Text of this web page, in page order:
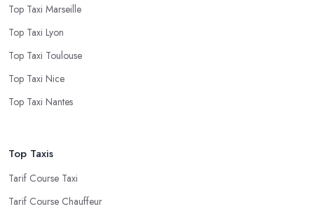
Top Taxi Marseille
Top Taxi Lyon
Top Taxi Toulouse
Top Taxi Nice
Top Taxi Nantes
Top Taxis
Tarif Course Taxi
Tarif Course Chauffeur